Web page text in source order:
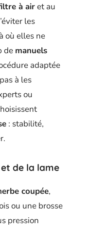
à airet au
les
où elles ne
de manuels
adaptée
à les
ou
: stabilité,
de la lame
coupée,
ou une brosse
pression